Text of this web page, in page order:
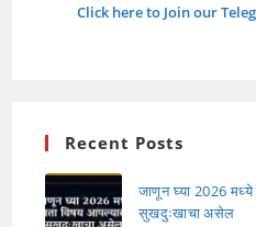
Click here to Join our
Recent Posts
जाणून घ्या 2026 मध्ये
सुखदुःखाचा असेल